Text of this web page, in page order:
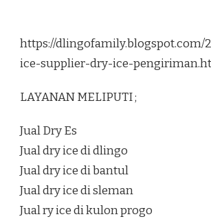
https://dlingofamily.blogspot.com/
ice-supplier-dry-ice-
LAYANAN MELIPUTI ;
Jual Dry Es
Jual dry ice di dlingo
Jual dry ice di bantul
Jual dry ice di sleman
Jual ry ice di kulon progo